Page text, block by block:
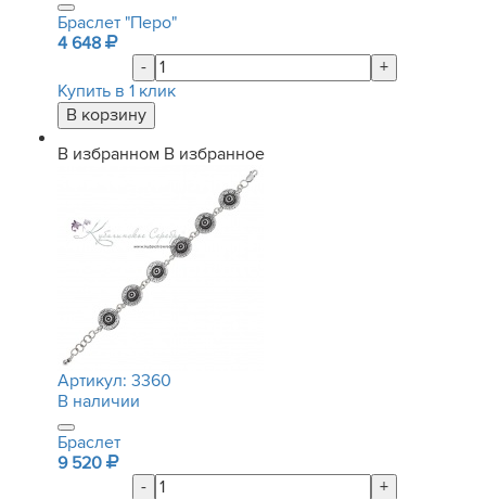
Браслет "Перо"
4 648
-
+
Купить в 1 клик
В избранном В избранное
Артикул: 3360
В наличии
Браслет
9 520
-
+